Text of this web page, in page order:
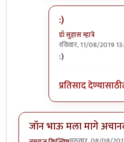
:)
डॉ सुहास म्हात्रे
रविवार, 11/08/2019
In reply to
:)
प्रतिसाद देण्यासाठी
जॉन भाऊ मला मागे